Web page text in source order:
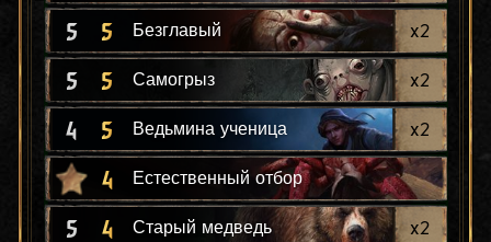
5 5 Безглавый x2
5 5 Самогрыз x2
4 5 Ведьмина ученица x2
4 Естественный отбор
5 4 Старый медведь x2